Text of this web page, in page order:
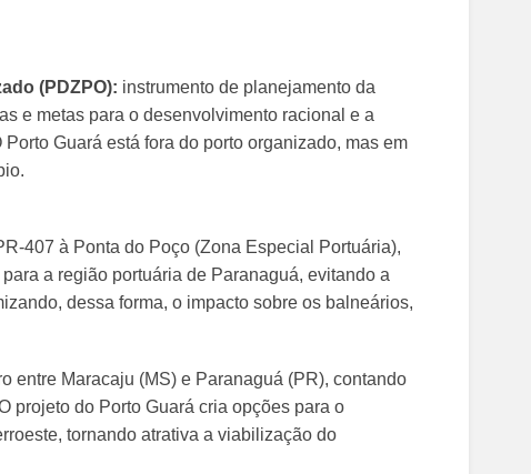
(PDZPO): instrumento de planejamento da
e metas para o desenvolvimento racional e a
Guará está fora do porto organizado, mas em
407 à Ponta do Poço (Zona Especial Portuária),
a região portuária de Paranaguá, evitando a
dessa forma, o impacto sobre os balneários,
entre Maracaju (MS) e Paranaguá (PR), contando
projeto do Porto Guará cria opções para o
tornando atrativa a viabilização do